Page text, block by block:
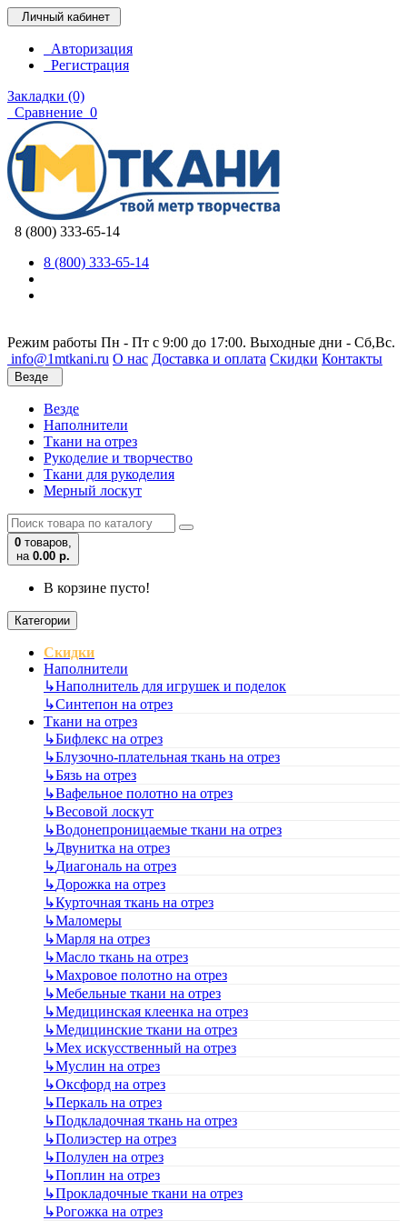
Личный кабинет
Авторизация
Регистрация
Закладки (0)
Сравнение 0
8 (800) 333-65-14
8 (800) 333-65-14
Режим работы Пн - Пт с 9:00 до 17:00. Выходные дни - Сб,Вс.
info@1mtkani.ru О нас Доставка и оплата Скидки Контакты
Везде
Везде
Наполнители
Ткани на отрез
Рукоделие и творчество
Ткани для рукоделия
Мерный лоскут
0 товаров,
на 0.00 р.
В корзине пусто!
Категории
Скидки
Наполнители
↳Наполнитель для игрушек и поделок
↳Синтепон на отрез
Ткани на отрез
↳Бифлекс на отрез
↳Блузочно-плательная ткань на отрез
↳Бязь на отрез
↳Вафельное полотно на отрез
↳Весовой лоскут
↳Водонепроницаемые ткани на отрез
↳Двунитка на отрез
↳Диагональ на отрез
↳Дорожка на отрез
↳Курточная ткань на отрез
↳Маломеры
↳Марля на отрез
↳Масло ткань на отрез
↳Махровое полотно на отрез
↳Мебельные ткани на отрез
↳Медицинская клеенка на отрез
↳Медицинские ткани на отрез
↳Мех искусственный на отрез
↳Муслин на отрез
↳Оксфорд на отрез
↳Перкаль на отрез
↳Подкладочная ткань на отрез
↳Полиэстер на отрез
↳Полулен на отрез
↳Поплин на отрез
↳Прокладочные ткани на отрез
↳Рогожка на отрез